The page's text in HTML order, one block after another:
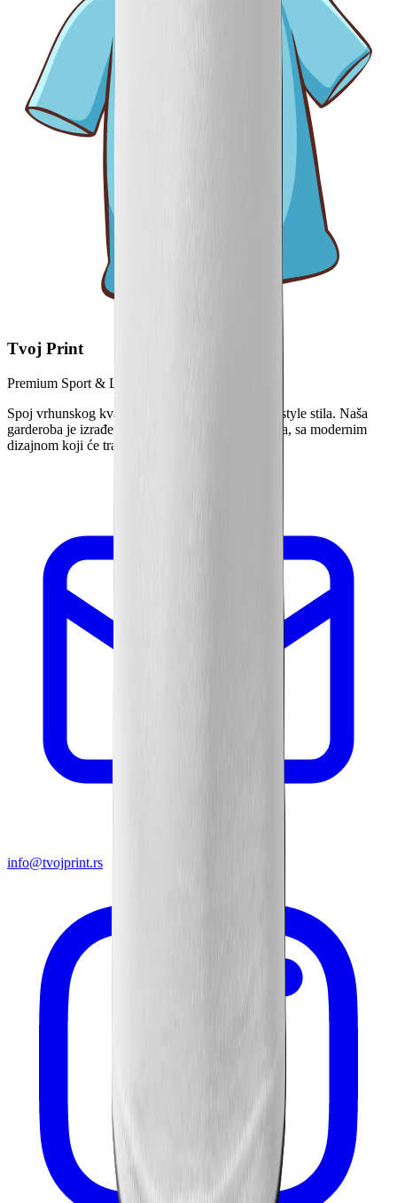
Tvoj Print
Premium Sport & Lifestyle
Spoj vrhunskog kvaliteta i autentičnog sport i lifestyle stila. Naša
garderoba je izrađena od najkvalitetnijih materijala, sa modernim
dizajnom koji će trajati.
info@tvojprint.rs